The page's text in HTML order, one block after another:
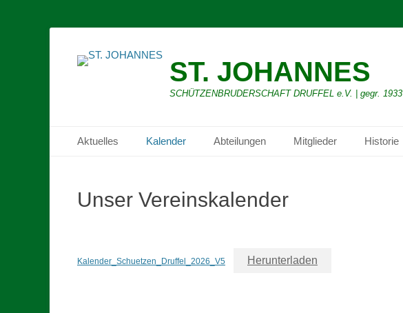
ST. JOHANNES
SCHÜTZENBRUDERSCHAFT DRUFFEL e.V. | gegr. 1933
Primäres Menü
Inhalt
Aktuelles Kalender Abteilungen Mitglieder Historie
Unser Vereinskalender
Kalender_Schuetzen_Druffel_2026_V5 Herunterladen